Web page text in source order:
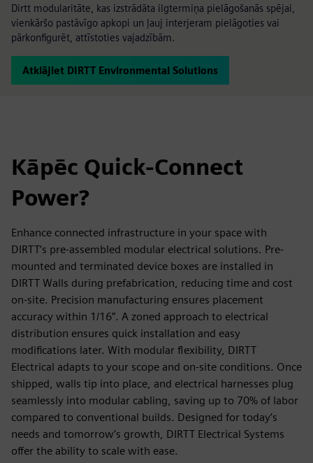
Dirtt modularitāte, kas izstrādāta ilgtermiņa pielāgošanās spējai,
vienkāršo pastāvīgo apkopi un ļauj interjeram pielāgoties vai
pārkonfigurēt, attīstoties vajadzībām.
Atklājiet DIRTT Environmental Solutions
Kāpēc Quick-Connect
Power?
Enhance connected infrastructure in your space with
DIRTT’s pre-assembled modular electrical solutions. Pre-
mounted and terminated device boxes are installed in
DIRTT Walls during prefabrication, reducing time and cost
on-site. Precision manufacturing ensures placement
accuracy within 1/16”. A zoned approach to electrical
distribution ensures quick installation and easy
modifications later. With modular flexibility, DIRTT
Electrical adapts to your scope and on-site conditions. Once
shipped, walls tip into place, and electrical harnesses plug
seamlessly into modular cabling, saving up to 70% of labor
compared to conventional builds. Designed for today’s
needs and tomorrow’s growth, DIRTT Electrical Systems
offer the ability to scale with ease.